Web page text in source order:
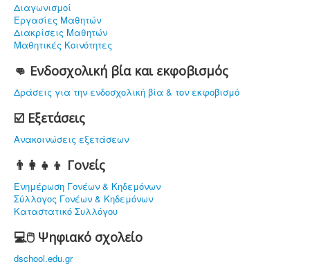
Διαγωνισμοί
Εργασίες Μαθητών
Διακρίσεις Μαθητών
Μαθητικές Κοινότητες
👊 Ενδοσχολική βία και εκφοβισμός
Δράσεις για την ενδοσχολική βία & τον εκφοβισμό
☑️ Εξετάσεις
Ανακοινώσεις εξετάσεων
👨‍👩‍👧‍👦 Γονείς
Ενημέρωση Γονέων & Κηδεμόνων
Σύλλογος Γονέων & Κηδεμόνων
Καταστατικό Συλλόγου
💻🖱️ Ψηφιακό σχολείο
dschool.edu.gr